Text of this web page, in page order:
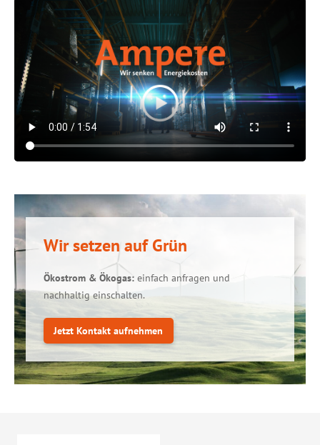
Wir setzen auf Grün
Ökostrom & Ökogas: einfach anfragen und
nachhaltig einschalten.
Jetzt Kontakt aufnehmen